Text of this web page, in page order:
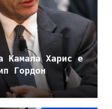
Камала Харис е
Гордон